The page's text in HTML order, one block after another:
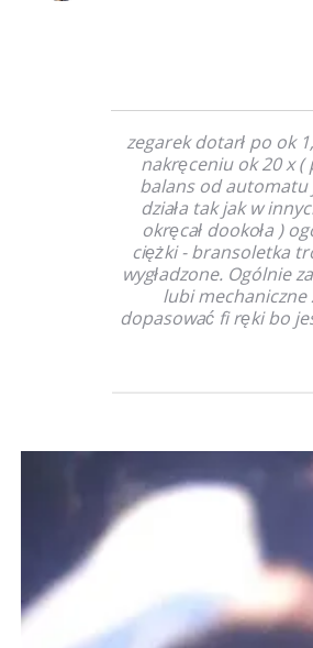
zegarek dotarł po ok
nakręceniu ok 20 x (
balans od automatu
działa tak jak w
okręcał dookoła )
ciężki - bransoletka
wygładzone. Ogólnie
lubi mechaniczne
dopasować fi ręki bo